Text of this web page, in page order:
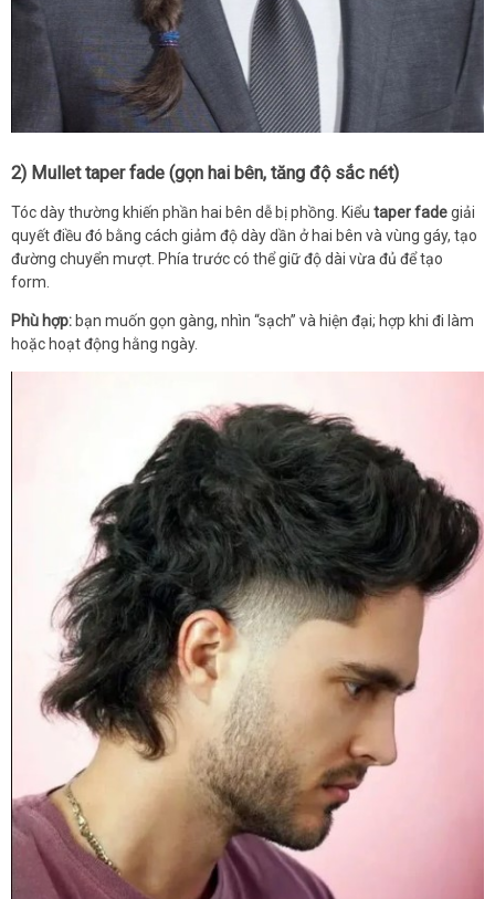
2) Mullet taper fade (gọn hai bên, tăng độ sắc nét)
Tóc dày thường khiến phần hai bên dễ bị phồng. Kiểu taper fadegiải
quyết điều đó bằng cách giảm độ dày dần ở hai bên và vùng gáy, tạo
đường chuyển mượt. Phía trước có thể giữ độ dài vừa đủ để tạo
form.
Phù hợp: bạn muốn gọn gàng, nhìn “sạch” và hiện đại; hợp khi đi làm
hoặc hoạt động hằng ngày.